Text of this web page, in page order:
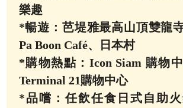
樂趣
*暢遊：芭堤雅最高山頂雙龍
Pa Boon Café、日本村
*購物熱點：Icon Siam 購物
Terminal 21購物中心
*品嚐：任飲任食日式自助